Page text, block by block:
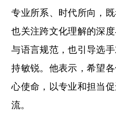
专业所系、时代所向，
也关注跨文化理解的深
与语言规范，也引导选
持敏锐。他表示，希望
心使命，以专业和担当
流。